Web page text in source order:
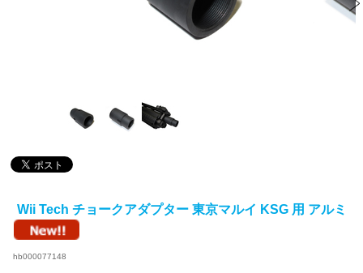
Wii Tech チョークアダプター 東京マルイ KSG 用 アルミ
hb000077148